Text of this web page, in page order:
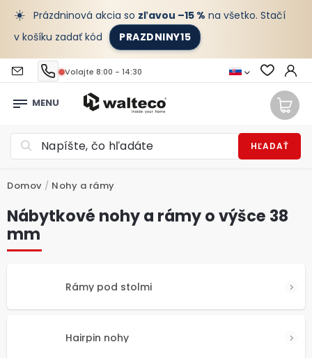
☀️ Prázdninová akcia so zľavou –15 % na všetko. Stačí
v košíku zadať kód
PRAZDNINY15
Volajte 8:00 - 14:30
HĽADAŤ
Domov / Nohy a rámy
Nábytkové nohy a rámy o výšce 38
mm
Rámy pod stolmi
Hairpin nohy